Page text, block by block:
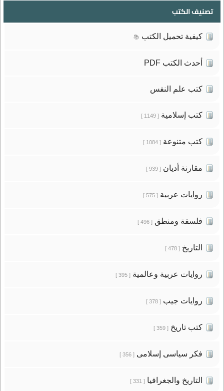
تصنيف الكتب
كيفية تحميل الكتب 📚
أحدث الكتب PDF
كتب علم النفس
كتب إسلامية[ 1149 ]
كتب متنوعة[ 1084 ]
مقارنة أديان[ 939 ]
روايات عربية[ 575 ]
فلسفة ومنطق[ 496 ]
التاريخ[ 478 ]
روايات عربية وعالمية[ 395 ]
روايات جيب[ 378 ]
كتب تاريخ[ 359 ]
فكر سياسى إسلامى[ 356 ]
التاريخ والجغرافيا[ 331 ]